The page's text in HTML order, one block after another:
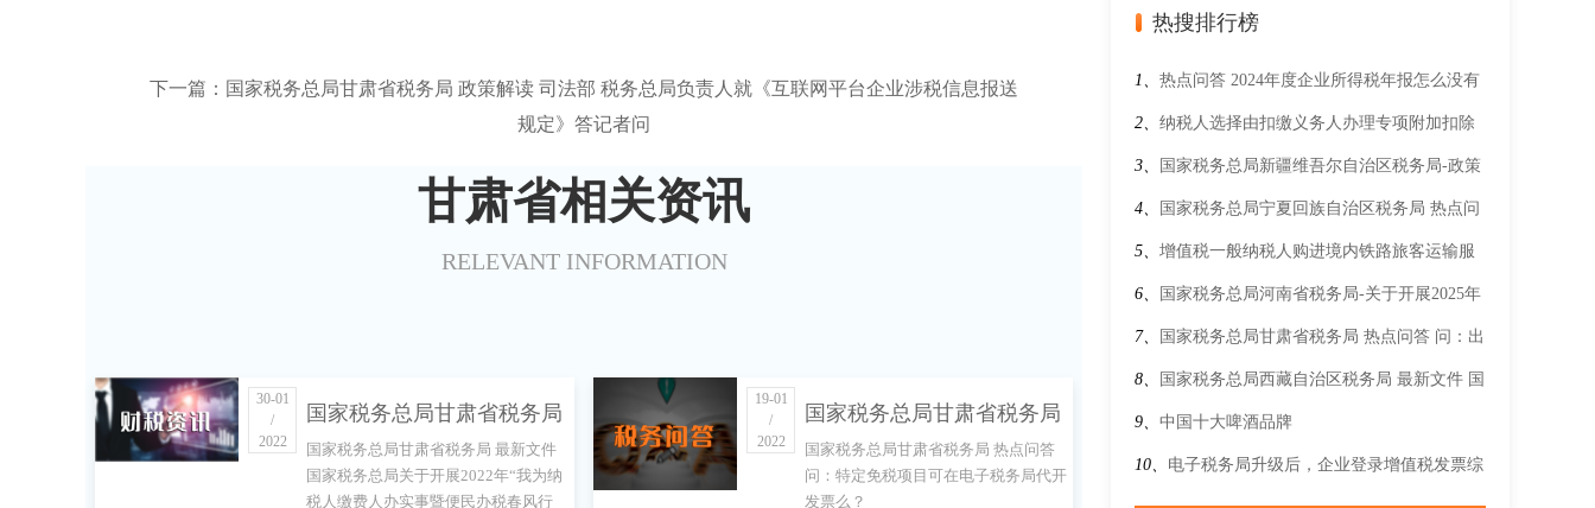
下一篇：国家税务总局甘肃省税务局 政策解读 司法部 税务总局负责人就《互联网平台企业涉税信息报送
规定》答记者问
甘肃省相关资讯
RELEVANT INFORMATION
30-01
/
2022
国家税务总局甘肃省税务局
最新文件 国家税务总局关于
国家税务总局甘肃省税务局 最新文件
国家税务总局关于开展2022年“我为纳
税人缴费人办实事暨便民办税春风行
19-01
/
2022
国家税务总局甘肃省税务局
热点问答 问：特定免税项目
国家税务总局甘肃省税务局 热点问答
问：特定免税项目可在电子税务局代开
发票么？
热搜排行榜
1、 热点问答 2024年度企业所得税年报怎么没有
《免税、减计收入及加计扣除优惠明细表》和
《减免所得税优惠明细表》了？
2、 纳税人选择由扣缴义务人办理专项附加扣除
的方式有哪些？
3、 国家税务总局新疆维吾尔自治区税务局-政策
文件-政策解读-关于《财政部 中国国家铁路集团
有限公司关于铁路客运推广使用全面数字化的电
子发票的公告》的解读
4、 国家税务总局宁夏回族自治区税务局 热点问
答 小规模纳税人跨县提供建筑服务预缴增值税
时应如何预缴？
5、 增值税一般纳税人购进境内铁路旅客运输服
务如何抵扣进项税额？
6、 国家税务总局河南省税务局-关于开展2025年
度享受增值税加计抵减政策的工业母机企业清单
制定工作的通知
7、 国家税务总局甘肃省税务局 热点问答 问：出
口企业受疫情影响无法收汇，但已取得出口信用
保险赔款，能否办理出口退税？
8、 国家税务总局西藏自治区税务局 最新文件 国
家金融监督管理总局关于进一步深化和规范“银
税互动”工作的通知
9、 中国十大啤酒品牌
10、 电子税务局升级后，企业登录增值税发票综